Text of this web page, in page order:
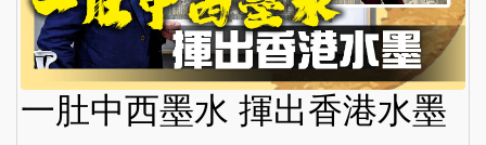
一肚中西墨水 揮出香港水墨